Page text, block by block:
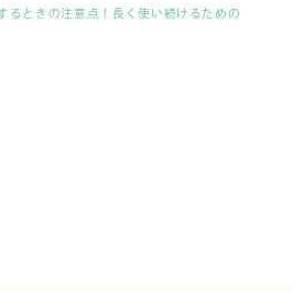
るときの注意点！長く使い続けるための